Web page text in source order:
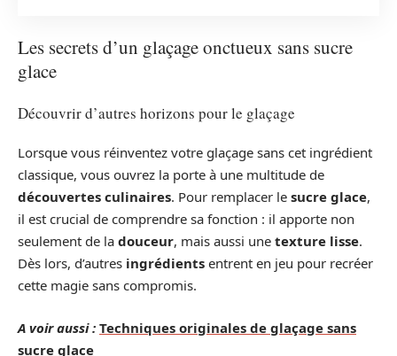
Les secrets d’un glaçage onctueux sans sucre
glace
Découvrir d’autres horizons pour le glaçage
Lorsque vous réinventez votre glaçage sans cet ingrédient
classique, vous ouvrez la porte à une multitude de
découvertes culinaires. Pour remplacer le sucre glace,
il est crucial de comprendre sa fonction : il apporte non
seulement de la douceur, mais aussi une texture lisse.
Dès lors, d’autres ingrédients entrent en jeu pour recréer
cette magie sans compromis.
A voir aussi : Techniques originales de glaçage sans
sucre glace